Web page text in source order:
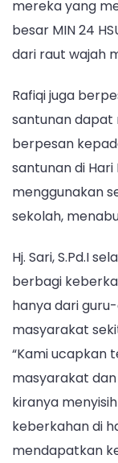
mereka yang
besar MIN 24
dari raut wajah
Rafiqi juga
santunan dapat
berpesan
santunan di
menggunakan
sekolah,
Hj. Sari, S.Pd.I
berbagi
hanya dari
masyarakat
“Kami ucapkan
masyarakat
kiranya
keberkahan di
mendapatkan